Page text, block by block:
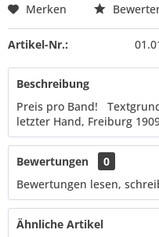
Merken
Artikel-Nr.:
Beschreibung
Preis pro Band!
letzter Hand, Freiburg
Bewertungen
0
Bewertungen lesen,
Ähnliche Artikel